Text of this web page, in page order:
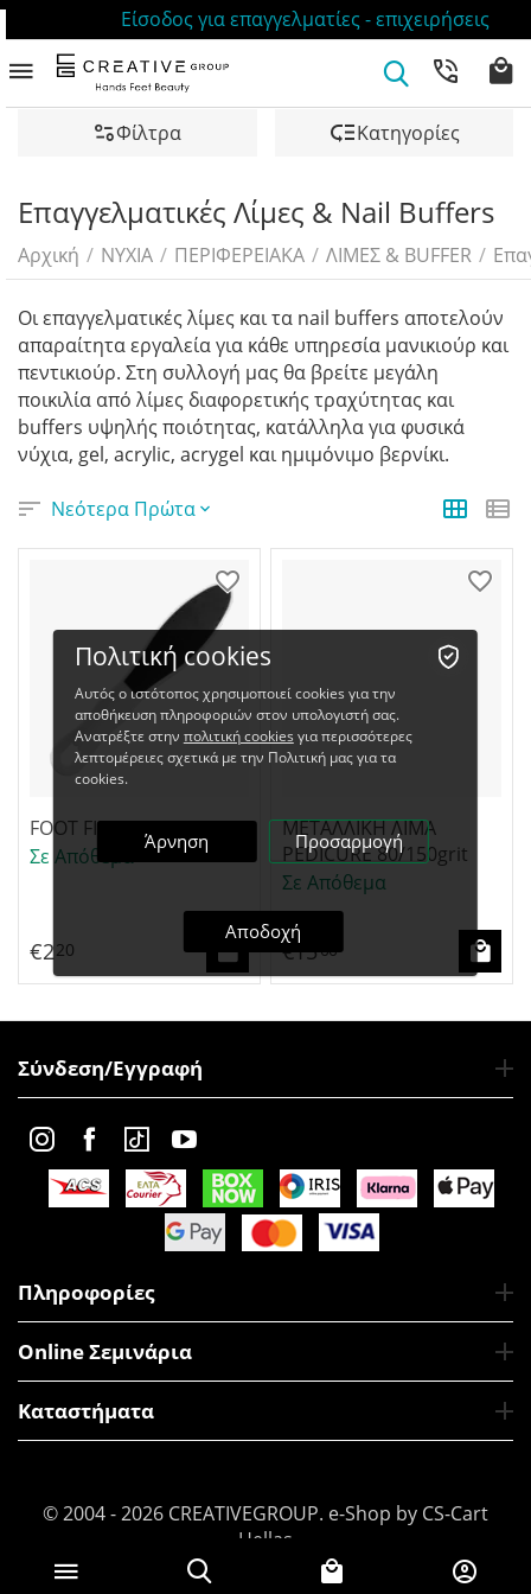
Είσοδος για επαγγελματίες - επιχειρήσεις
Φίλτρα Κατηγορίες
Επαγγελματικές Λίμες & Nail Buffers
Αρχική / ΝΥΧΙΑ / ΠΕΡΙΦΕΡΕΙΑΚΑ / ΛΙΜΕΣ & BUFFER /
Οι επαγγελματικές λίμες και τα nail buffers αποτελούν
απαραίτητα εργαλεία για κάθε υπηρεσία μανικιούρ και
πεντικιούρ. Στη συλλογή μας θα βρείτε μεγάλη
ποικιλία από λίμες διαφορετικής τραχύτητας και
buffers υψηλής ποιότητας, κατάλληλα για φυσικά
νύχια, gel, acrylic, acrygel και ημιμόνιμο βερνίκι.
Νεότερα Πρώτα
FOOT FILE
Σε Απόθεμα
€220
ΜΕΤΑΛΛΙΚΗ ΛΙΜΑ
PEDICURE 80/150grit
Σε Απόθεμα
€1500
Σύνδεση/Εγγραφή
Πληροφορίες
Online Σεμινάρια
Καταστήματα
© 2004 - 2026 CREATIVEGROUP. e-Shop by CS-Cart
Hellas
Πολιτική cookies
Αυτός ο ιστότοπος χρησιμοποιεί cookies για την
αποθήκευση πληροφοριών στον υπολογιστή σας.
Ανατρέξτε στην πολιτική cookies για περισσότερες
λεπτομέρειες σχετικά με την Πολιτική μας για τα
cookies.
Άρνηση Προσαρμογή
Αποδοχή